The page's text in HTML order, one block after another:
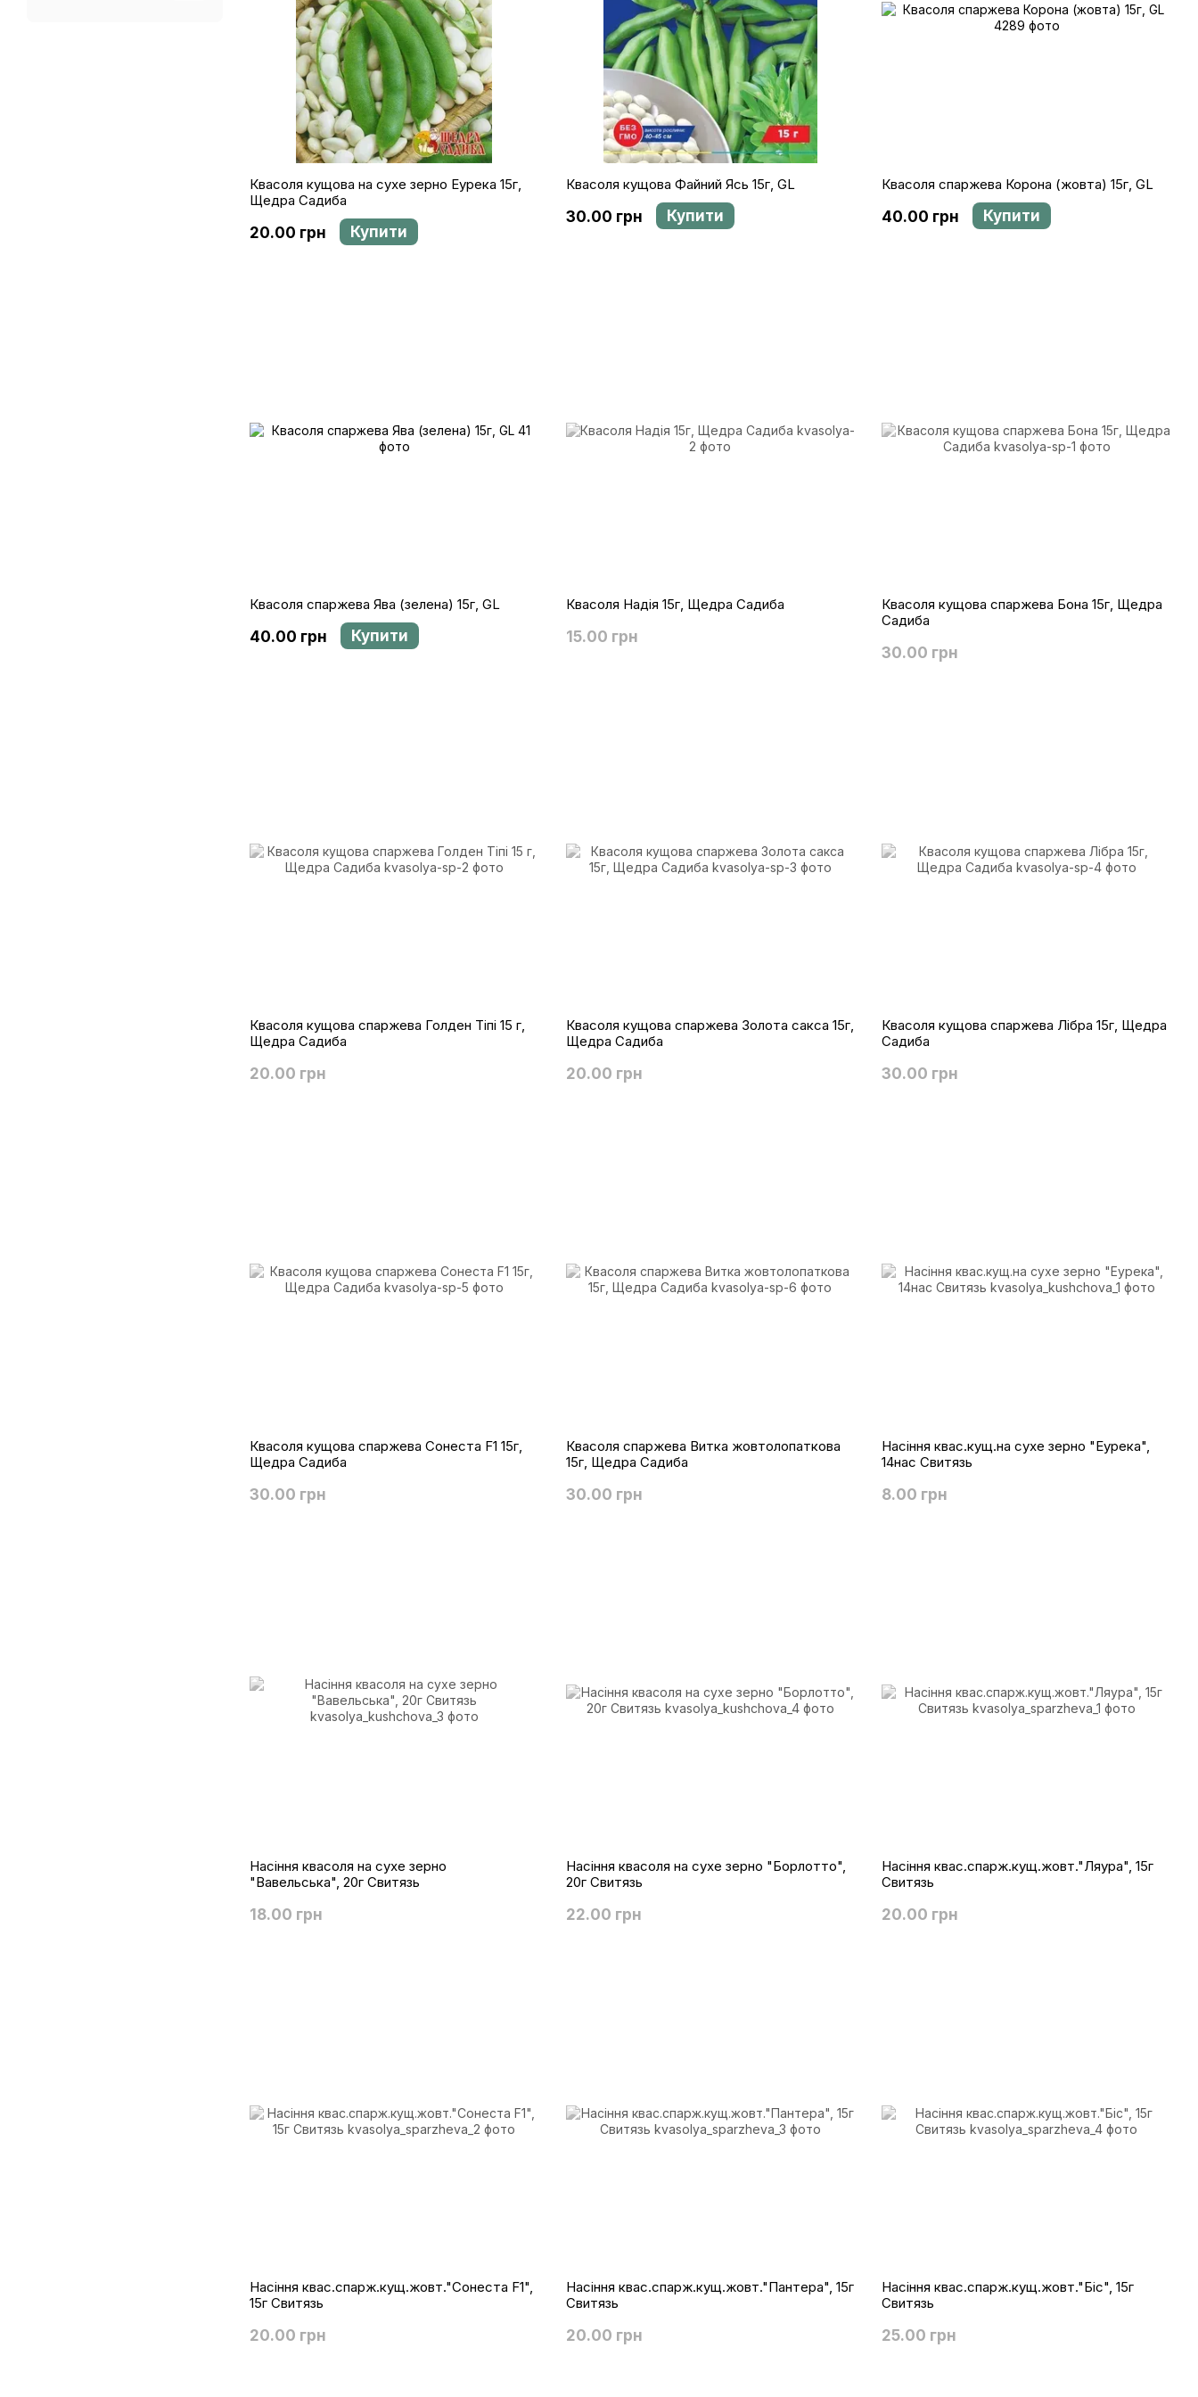
Квасоля кущова на сухе зерно Еурека 15г,
Щедра Садиба
20.00 грн Купити
Квасоля кущова Файний Ясь 15г, GL
30.00 грн Купити
Квасоля спаржева Корона (жовта) 15г, GL
40.00 грн Купити
Квасоля спаржева Ява (зелена) 15г, GL
40.00 грн Купити
Квасоля Надія 15г, Щедра Садиба
15.00 грн
Квасоля кущова спаржева Бона 15г, Щедра
Садиба
30.00 грн
Квасоля кущова спаржева Голден Тіпі 15 г,
Щедра Садиба
20.00 грн
Квасоля кущова спаржева Золота сакса 15г,
Щедра Садиба
20.00 грн
Квасоля кущова спаржева Лібра 15г, Щедра
Садиба
30.00 грн
Квасоля кущова спаржева Сонеста F1 15г,
Щедра Садиба
30.00 грн
Квасоля спаржева Витка жовтолопаткова
15г, Щедра Садиба
30.00 грн
Насіння квас.кущ.на сухе зерно "Еурека",
14нас Свитязь
8.00 грн
Насіння квасоля на сухе зерно
"Вавельська", 20г Свитязь
18.00 грн
Насіння квасоля на сухе зерно "Борлотто",
20г Свитязь
22.00 грн
Насіння квас.спарж.кущ.жовт."Ляура", 15г
Свитязь
20.00 грн
Насіння квас.спарж.кущ.жовт."Сонеста F1",
15г Свитязь
20.00 грн
Насіння квас.спарж.кущ.жовт."Пантера", 15г
Свитязь
20.00 грн
Насіння квас.спарж.кущ.жовт."Біс", 15г
Свитязь
25.00 грн